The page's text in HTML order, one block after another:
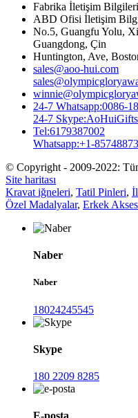
Fabrika İletişim Bilgileri
ABD Ofisi İletişim
No.5, Guangfu Yolu,
Guangdong, Çin
Huntington, Ave,
sales@aoo-hui.com
24-7 Whatsapp:0086-
24-7 Skype:AoHuiGifts
Tel:6179387002
Whatsapp:+1-
© Copyright - 2009-2022:
Site haritası
Kravat iğneleri, Tatil Pinleri,
Özel Madalyalar, Erkek
Naber
Naber
18024245545
Skype
180 2209 8285